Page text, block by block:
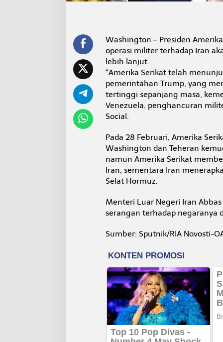
d
r
a
e
r
l
n
t
Washington – Presiden
operasi militer terhadap Iran
lebih lanjut.
“Amerika Serikat telah
pemerintahan Trump, yang
tertinggi sepanjang masa,
Venezuela, penghancuran
Social.
Pada 28 Februari, Amerika
Washington dan Teheran
namun Amerika Serikat
Iran, sementara Iran
Selat Hormuz.
Menteri Luar Negeri Iran
serangan terhadap negaranya
Sumber: Sputnik/RIA Novosti-